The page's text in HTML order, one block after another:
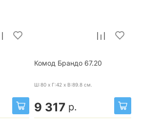
Комод Брандо 67.20
Ш:80 x Г:42 x В:89.8 см.
9 317 р.